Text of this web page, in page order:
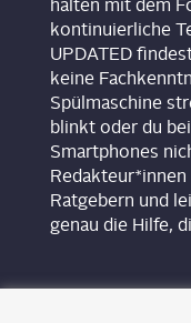
halten mit dem
kontinuierliche
UPDATED
keine
Spülmaschine
blinkt oder du
Smartphones
Ratgebern und
genau die Hilfe,